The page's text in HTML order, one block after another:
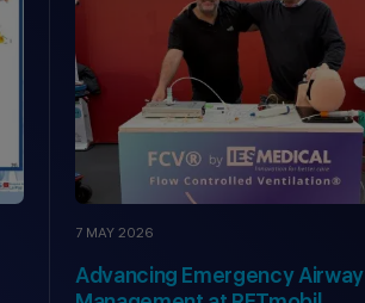
7 MAY 2026
Advancing Emergency Airway